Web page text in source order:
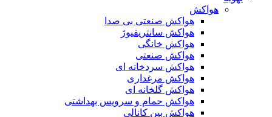
هواکش
هواکش صنعتی بی صدا
هواکش سانتریفیوژ
هواکش خانگی
هواکش صنعتی
هواکش سردخانه ای
هواکش مرغداری
هواکش گلخانه ای
هواکش حمام و سرویس بهداشتی
هواکش بین کانالی